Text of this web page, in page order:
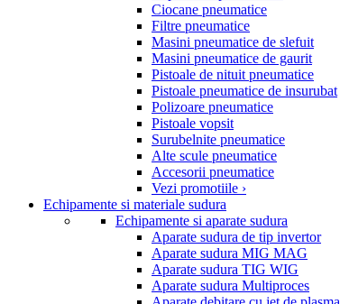
Ciocane pneumatice
Filtre pneumatice
Masini pneumatice de slefuit
Masini pneumatice de gaurit
Pistoale de nituit pneumatice
Pistoale pneumatice de insurubat
Polizoare pneumatice
Pistoale vopsit
Surubelnite pneumatice
Alte scule pneumatice
Accesorii pneumatice
Vezi promotiile ›
Echipamente si materiale sudura
Echipamente si aparate sudura
Aparate sudura de tip invertor
Aparate sudura MIG MAG
Aparate sudura TIG WIG
Aparate sudura Multiproces